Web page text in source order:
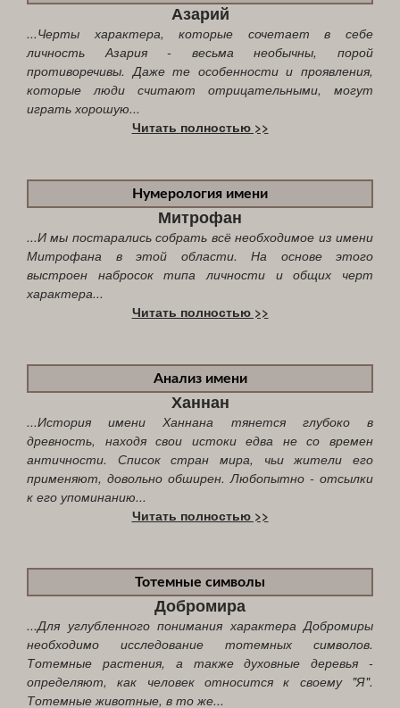
Азарий
...Черты характера, которые сочетает в себе
личность Азария - весьма необычны, порой
противоречивы. Даже те особенности и проявления,
которые люди считают отрицательными, могут
играть хорошую...
Читать полностью >>
Нумерология имени
Митрофан
...И мы постарались собрать всё необходимое из имени
Митрофана в этой области. На основе этого
выстроен набросок типа личности и общих черт
характера...
Читать полностью >>
Анализ имени
Ханнан
...История имени Ханнана тянется глубоко в
древность, находя свои истоки едва не со времен
античности. Список стран мира, чьи жители его
применяют, довольно обширен. Любопытно - отсылки
к его упоминанию...
Читать полностью >>
Тотемные символы
Добромира
...Для углубленного понимания характера Добромиры
необходимо исследование тотемных символов.
Тотемные растения, а также духовные деревья -
определяют, как человек относится к своему "Я".
Тотемные животные, в то же...